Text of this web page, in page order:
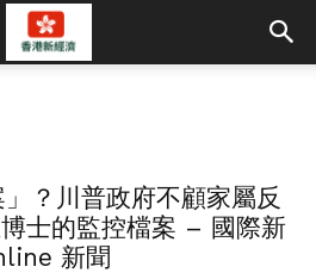
？川普政府不顧家屬反
士的監控檔案 – 國際新
新聞